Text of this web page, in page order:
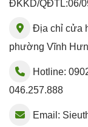
ĐKKD/QĐTL:06/
Địa chỉ cửa
phường Vĩnh
Hotline:
046.257.888
Email: